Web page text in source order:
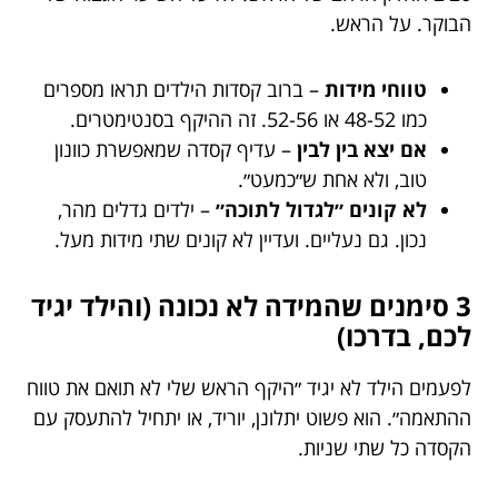
הבוקר. על הראש.
טווחי מידות – ברוב קסדות הילדים תראו מספרים
כמו 48-52 או 52-56. זה ההיקף בסנטימטרים.
אם יצא בין לבין – עדיף קסדה שמאפשרת כוונון
טוב, ולא אחת ש״כמעט״.
לא קונים ״לגדול לתוכה״ – ילדים גדלים מהר,
נכון. גם נעליים. ועדיין לא קונים שתי מידות מעל.
3 סימנים שהמידה לא נכונה (והילד יגיד
לכם, בדרכו)
לפעמים הילד לא יגיד ״היקף הראש שלי לא תואם את טווח
ההתאמה״. הוא פשוט יתלונן, יוריד, או יתחיל להתעסק עם
הקסדה כל שתי שניות.